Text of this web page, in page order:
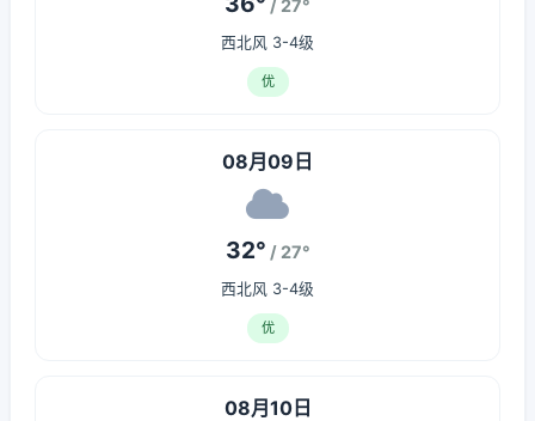
/ 27°
西北风 3-4级
优
08月09日
32° / 27°
西北风 3-4级
优
08月10日